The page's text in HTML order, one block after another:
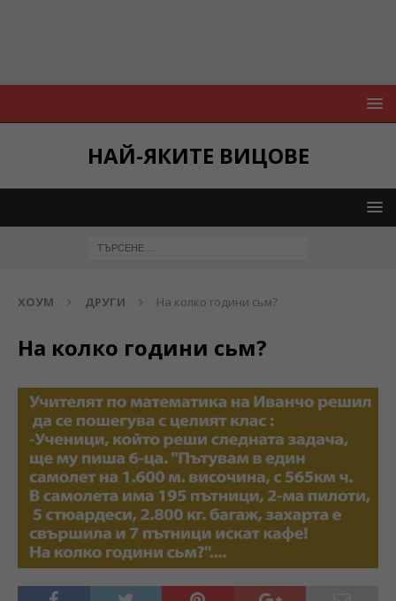
НАЙ-ЯКИТЕ ВИЦОВЕ
ХОУМ ДРУГИ На колко години сьм?
На колко години сьм?